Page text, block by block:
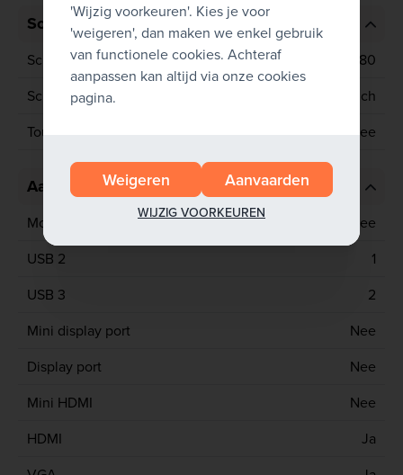
Scherm
Schermresolutie
1920x1080
Schermgrootte
15.6 inch
Touchscreen
Nee
Aansluitingen
Mobiel netwerk
Nee
USB 2
1
USB 3
2
Mini display port
Nee
Display port
Nee
Mini HDMI
Nee
HDMI
Ja
'Wijzig voorkeuren'. Kies je voor
'weigeren', dan maken we enkel gebruik
van functionele cookies. Achteraf
aanpassen kan altijd via onze cookies
pagina.
Weigeren Aanvaarden
WIJZIG VOORKEUREN